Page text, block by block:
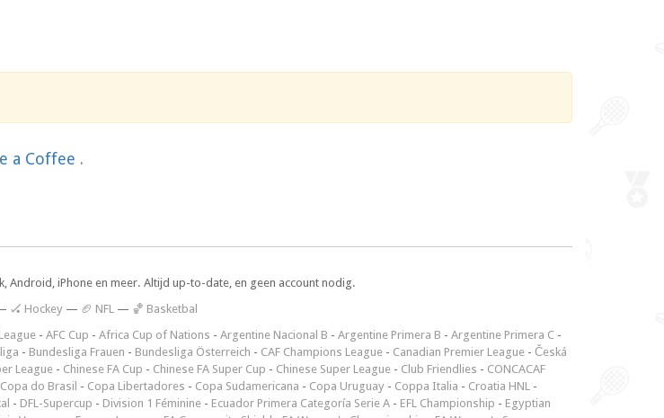
a Coffee .
iPhone en meer. Altijd up-to-date, en geen account nodig.
🏑 Hockey — 🏈 NFL — 🏀 Basketbal
- AFC Cup - Africa Cup of Nations - Argentine Nacional B - Argentine Primera B - Argentine Primera C -
- Bundesliga Frauen - Bundesliga Österreich - CAF Champions League - Canadian Premier League - Česká
League - Chinese FA Cup - Chinese FA Super Cup - Chinese Super League - Club Friendlies - CONCACAF
Copa do Brasil - Copa Libertadores - Copa Sudamericana - Copa Uruguay - Coppa Italia - Croatia HNL -
- DFL-Supercup - Division 1 Féminine - Ecuador Primera Categoría Serie A - EFL Championship - Egyptian